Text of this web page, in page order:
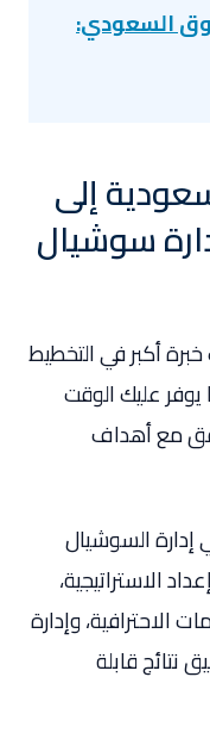
السعودي:
إلى
سوشيال
أكبر في التخطيط
يوفر عليك الوقت
مع أهداف
إدارة السوشيال
الاستراتيجية،
الاحترافية، وإدارة
نتائج قابلة